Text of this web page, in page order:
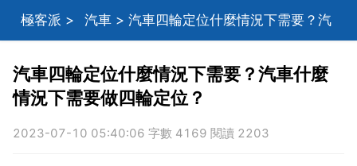
極客派 > 汽車 > 汽車四輪定位什麼情況下需要？汽
車什麼情況下需要做四輪定位？
汽車四輪定位什麼情況下需要？汽車什麼
情況下需要做四輪定位？
2023-07-10 05:40:06 字數 4169 閱讀 2203